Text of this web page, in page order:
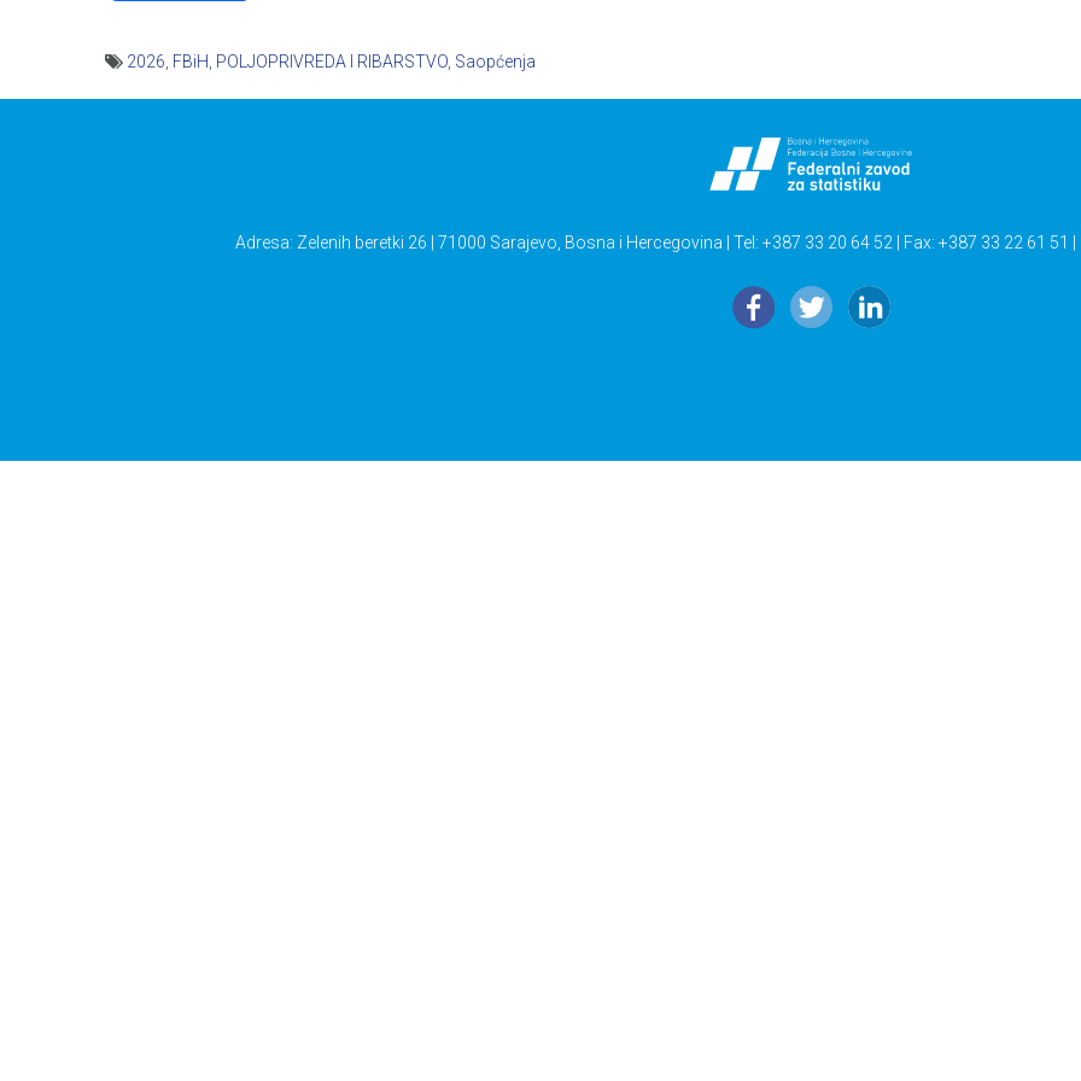
2026 FBiH POLJOPRIVREDA I RIBARSTVO Saopćenja
Adresa: Zelenih beretki 26 | 71000 Sarajevo, Bosna i Hercegovina | Tel: +387 33 20 64 52 | Fax: +387 33 22 61 51 |